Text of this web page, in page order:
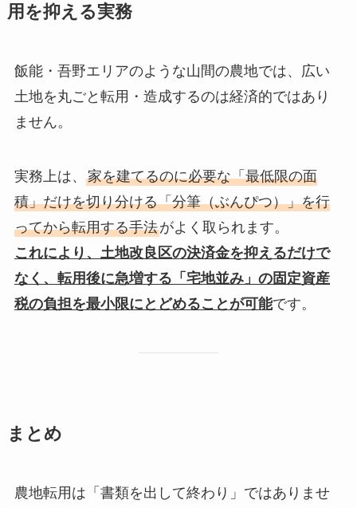
用を抑える実務
飯能・吾野エリアのような山間の農地では、広い
土地を丸ごと転用・造成するのは経済的ではあり
ません。
実務上は、 家を建てるのに必要な「最低限の面
積」だけを切り分ける「分筆（ぶんぴつ）」を行
ってから転用する手法がよく取られます。
これにより、土地改良区の決済金を抑えるだけで
なく、転用後に急増する「宅地並み」の固定資産
税の負担を最小限にとどめることが可能です。
まとめ
農地転用は「書類を出して終わり」ではありませ